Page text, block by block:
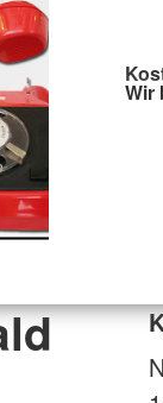
Wir